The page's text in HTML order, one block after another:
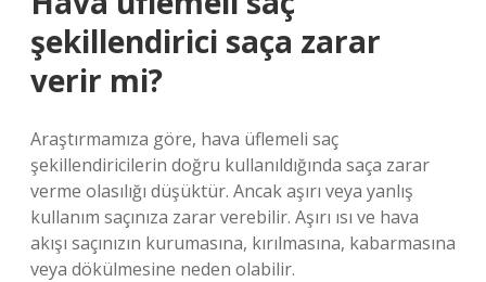
şekillendirici saça zarar
verir mi?
Araştırmamıza göre, hava üflemeli saç
şekillendiricilerin doğru kullanıldığında saça zarar
verme olasılığı düşüktür. Ancak aşırı veya yanlış
kullanım saçınıza zarar verebilir. Aşırı ısı ve hava
akışı saçınızın kurumasına, kırılmasına, kabarmasına
veya dökülmesine neden olabilir.